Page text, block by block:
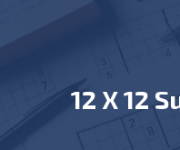
12 X 12